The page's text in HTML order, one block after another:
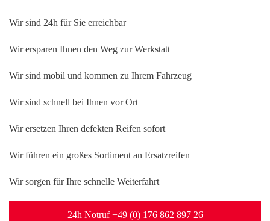
Wir sind 24h für Sie erreichbar
Wir ersparen Ihnen den Weg zur Werkstatt
Wir sind mobil und kommen zu Ihrem Fahrzeug
Wir sind schnell bei Ihnen vor Ort
Wir ersetzen Ihren defekten Reifen sofort
Wir führen ein großes Sortiment an Ersatzreifen
Wir sorgen für Ihre schnelle Weiterfahrt
24h Notruf +49 (0) 176 862 897 26